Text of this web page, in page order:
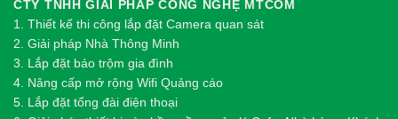
CTY TNHH GIẢI PHÁP CÔNG NGHỆ MTCOM
1. Thiết kế thi công lắp đặt Camera quan sát
2. Giải pháp Nhà Thông Minh
3. Lắp đặt báo trộm gia đình
4. Nâng cấp mở rộng Wifi Quảng cáo
5. Lắp đặt tổng đài điện thoại